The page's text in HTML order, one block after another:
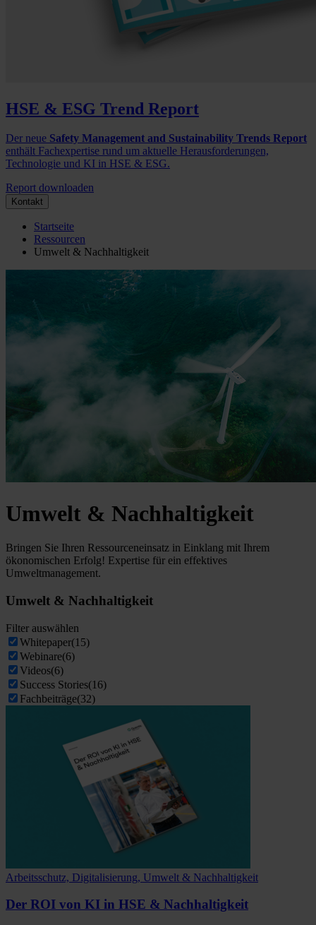
HSE & ESG Trend Report
Der neue Safety Management and Sustainability Trends Report
enthält Fachexpertise rund um aktuelle Herausforderungen,
Technologie und KI in HSE & ESG.
Report downloaden
Kontakt
Startseite
Ressourcen
Umwelt & Nachhaltigkeit
Umwelt & Nachhaltigkeit
Bringen Sie Ihren Ressourceneinsatz in Einklang mit Ihrem
ökonomischen Erfolg! Expertise für ein effektives
Umweltmanagement.
Umwelt & Nachhaltigkeit
Filter auswählen
Whitepaper(15)
Webinare(6)
Videos(6)
Success Stories(16)
Fachbeiträge(32)
Arbeitsschutz, Digitalisierung, Umwelt & Nachhaltigkeit
Der ROI von KI in HSE & Nachhaltigkeit